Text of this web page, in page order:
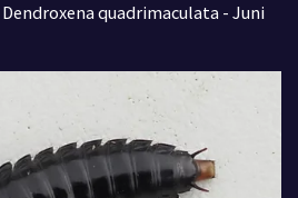
quadrimaculata - Juni